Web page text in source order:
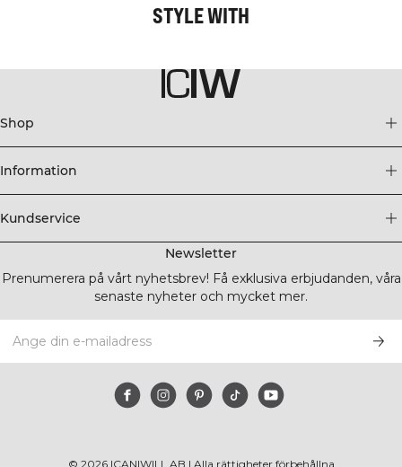
STYLE WITH
Shop
Information
Kundservice
Newsletter
Prenumerera på vårt nyhetsbrev! Få exklusiva erbjudanden, våra
senaste nyheter och mycket mer.
© 2026ICANIWILL AB | Alla rättigheter förbehållna